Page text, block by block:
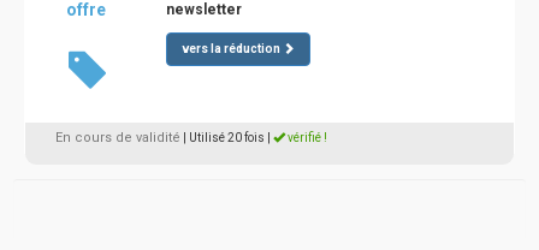
offre
newsletter
vers la réduction
En cours de validité | Utilisé 20 fois vérifié !